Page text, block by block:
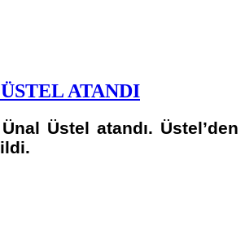
ATANDI
Üstel atandı. Üstel’den